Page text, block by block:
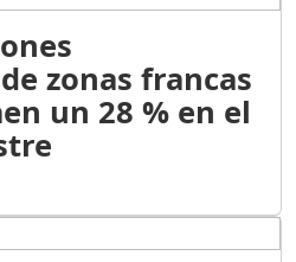
zonas francas
un 28 % en el